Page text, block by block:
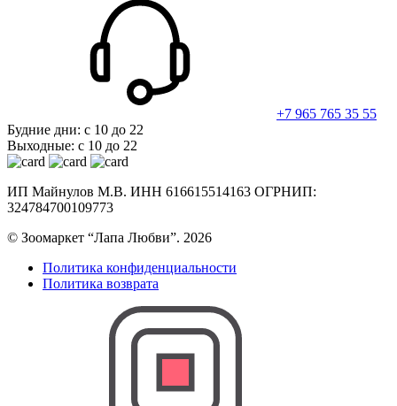
+7 965 765 35 55
Будние дни: с 10 до 22
Выходные: с 10 до 22
ИП Майнулов М.В. ИНН 616615514163 ОГРНИП:
324784700109773
© Зоомаркет “Лапа Любви”. 2026
Политика конфиденциальности
Политика возврата